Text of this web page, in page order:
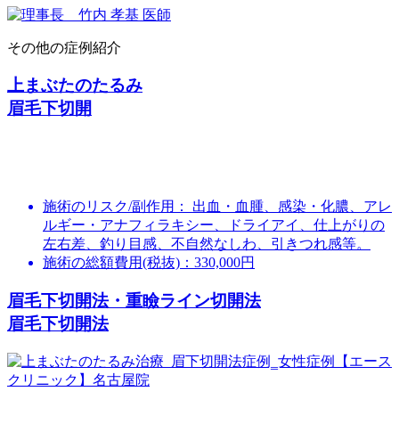
その他の症例紹介
上まぶたのたるみ
眉毛下切開
施術のリスク/副作用：
出血・血腫、感染・化膿、アレ
ルギー・アナフィラキシー、ドライアイ、仕上がりの
左右差、釣り目感、不自然なしわ、引きつれ感等。
施術の総額費用(税抜)： 330,000円
眉毛下切開法・重瞼ライン切開法
眉毛下切開法